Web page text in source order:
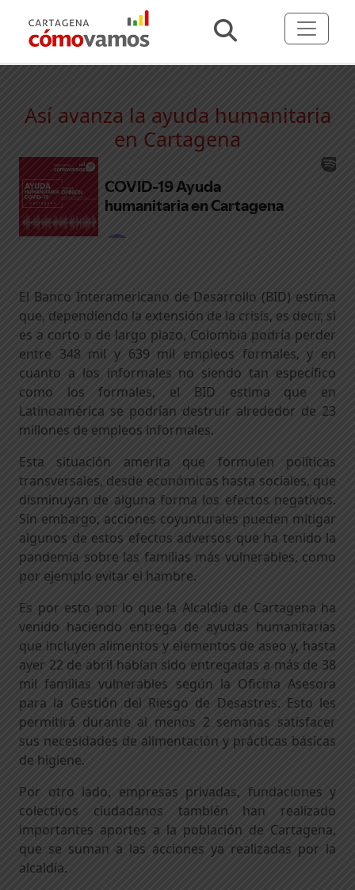
Así avanza la ayuda humanitaria
en Cartagena
El Banco Interamericano de Desarrollo (BID) estima
que, dependiendo la extensión de la crisis, es decir, si
es a corto o de largo plazo, Colombia podría perder
entre 348 mil y 639 mil empleos formales, y en
cuanto a los informales no siendo tan específico
como los formales, el BID estima que en
Latinoamérica se podrían destruir alrededor de 23
millones de empleos informales.
Esta situación amerita que formulen políticas
transversales, desde económicas hasta sociales, que
disminuyan de alguna forma los efectos negativos.
Sin embargo, acciones coyunturales pueden mitigar
algunos de estos efectos adversos que ha tenido la
pandemia sobre las familias más vulnerables, como
por ejemplo evitar el hambre.
Es por esto por lo que la Alcaldía de Cartagena ha
venido haciendo entrega de ayudas humanitarias
que incluyen alimentos y elementos de aseo y, hasta
ayer 22 de abril habían sido entregadas a más de 38
mil familias vulnerables según la Oficina Asesora
para la Gestión del Riesgo de Desastres. Esto les
permitirá durante al menos 2 semanas satisfacer
sus necesidades de alimentación y prácticas básicas
de higiene.
Por otro lado, empresas privadas, fundaciones y
colectivos ciudadanos también han realizado
importantes aportes a la población de Cartagena,
que se suman a las acciones ya realizadas por la
alcaldía.